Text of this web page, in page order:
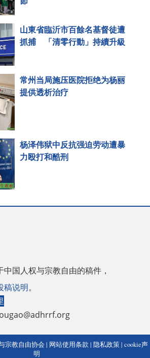
山東省臨沂市百餘名基督徒遭
抓捕 「清零行動」持續升級
常州当局施压医院拒绝为杨丽
提供透析治疗
杨泽伟狱中反抗强迫劳动遭暴
力殴打和酷刑
国人权与宗教自由的稿件，
稿说明。
宗教自由协会 | 网站使用条款| 隐私政策| cookie声
明